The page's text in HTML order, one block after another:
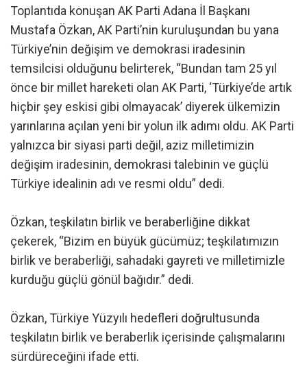
Toplantıda konuşan AK Parti Adana İl Başkanı
Mustafa Özkan, AK Parti’nin kuruluşundan bu yana
Türkiye’nin değişim ve demokrasi iradesinin
temsilcisi olduğunu belirterek, “Bundan tam 25 yıl
önce bir millet hareketi olan AK Parti, ‘Türkiye’de artık
hiçbir şey eskisi gibi olmayacak’ diyerek ülkemizin
yarınlarına açılan yeni bir yolun ilk adımı oldu. AK Parti
yalnızca bir siyasi parti değil, aziz milletimizin
değişim iradesinin, demokrasi talebinin ve güçlü
Türkiye idealinin adı ve resmi oldu” dedi.
Özkan, teşkilatın birlik ve beraberliğine dikkat
çekerek, “Bizim en büyük gücümüz; teşkilatımızın
birlik ve beraberliği, sahadaki gayreti ve milletimizle
kurduğu güçlü gönül bağıdır.” dedi.
Özkan, Türkiye Yüzyılı hedefleri doğrultusunda
teşkilatın birlik ve beraberlik içerisinde çalışmalarını
sürdüreceğini ifade etti.